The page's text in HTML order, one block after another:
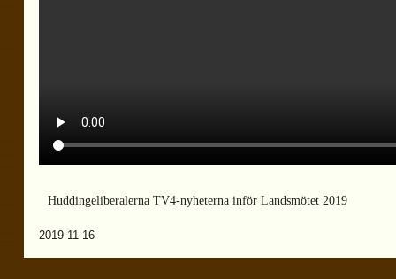
Huddingeliberalerna TV4-nyheterna inför Landsmötet 2019
2019-11-16